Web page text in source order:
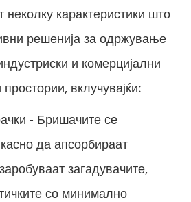
карактеристики што
решенија за одржување
и комерцијални
вклучувајќи:
- Бришачите се
да апсорбираат
загадувачите,
со минимално